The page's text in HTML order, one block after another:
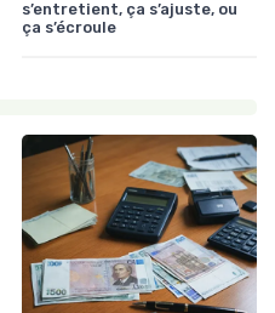
s’entretient, ça s’ajuste, ou
ça s’écroule